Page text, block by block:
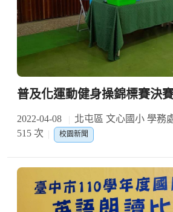
普及化運動健身操錦標賽決
2022-04-08 北屯區 文心國小 學務
515 次
校園新聞